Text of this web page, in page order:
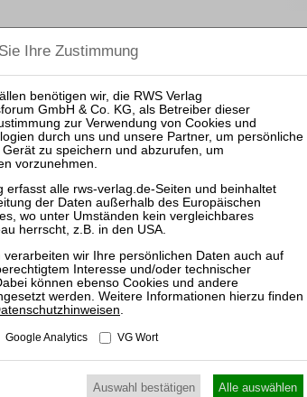
über freigegebenes
Versagungsantrag
Klage des Insolvenzverwalters eines
Finanzunternehmen
Google Analytics VG Wort
Auswahl bestätigen Alle auswählen